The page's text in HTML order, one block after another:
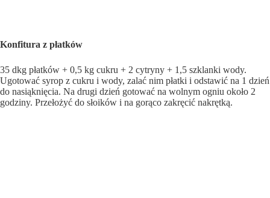
Konfitura z płatków
35 dkg płatków + 0,5 kg cukru + 2 cytryny + 1,5 szklanki wody.
Ugotować syrop z cu­kru i wody, zalać nim płatki i odstawić na 1 dzień
do nasiąknię­cia. Na drugi dzień gotować na wol­nym ogniu około 2
godziny. Przełożyć do słoików i na gorąco zakręcić nakrętką.